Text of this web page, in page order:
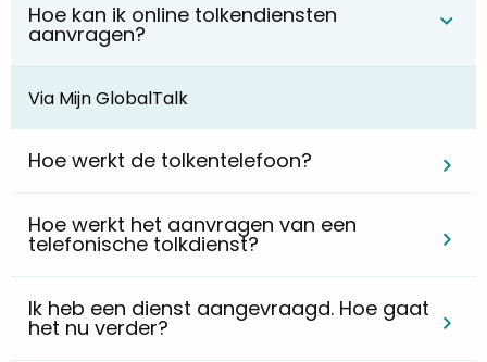
Hoe kan ik online tolkendiensten
aanvragen?
Via Mijn GlobalTalk
Hoe werkt de tolkentelefoon?
Hoe werkt het aanvragen van een
telefonische tolkdienst?
Ik heb een dienst aangevraagd. Hoe gaat
het nu verder?